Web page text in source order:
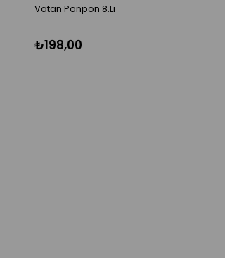
Vatan Ponpon 8.Li
₺198,00